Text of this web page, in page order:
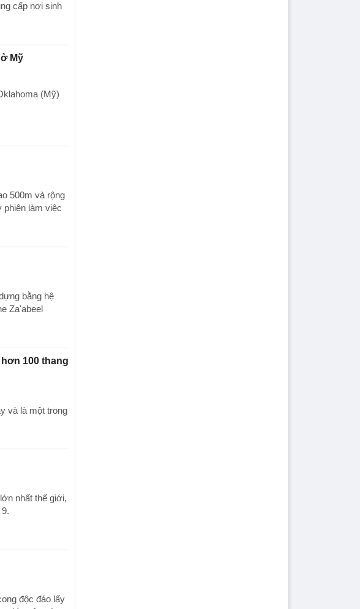
cấp nơi sinh
Mỹ
(Mỹ)
500m và rộng
phiên làm việc
bằng hệ
Za'abeel
100 thang
và là một trong
nhất thế giới,
độc đáo lấy